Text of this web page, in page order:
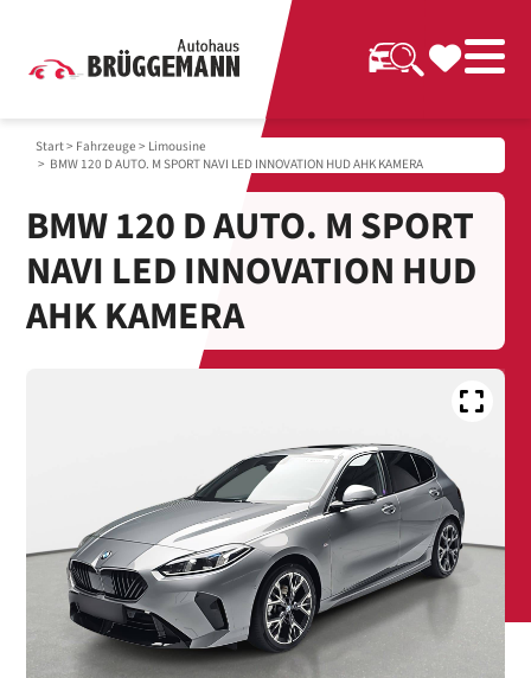
Start> Fahrzeuge > Limousine
> BMW 120 D AUTO. M SPORT NAVI LED INNOVATION HUD AHK KAMERA
BMW 120 D AUTO. M SPORT
NAVI LED INNOVATION HUD
AHK KAMERA